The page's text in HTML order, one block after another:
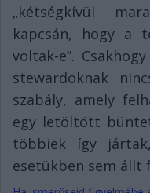
„kétségkívül
kapcsán, hogy a
voltak-e”.
stewardoknak
szabály, amely
egy letöltött
többiek így
esetükben sem állt